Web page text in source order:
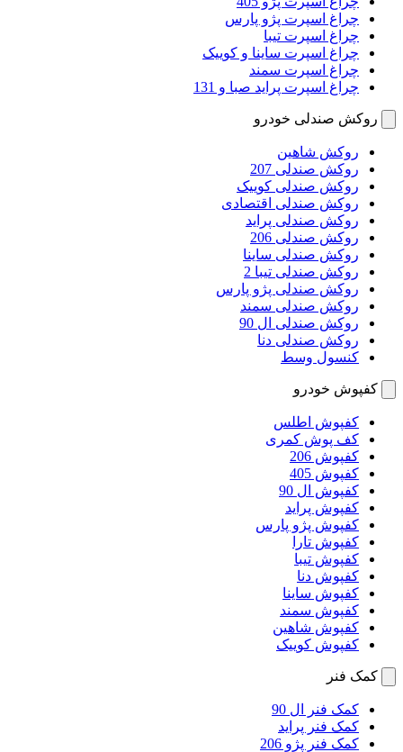
چراغ اسپرت پژو پارس
چراغ اسپرت تیبا
چراغ اسپرت ساینا و کوییک
چراغ اسپرت سمند
چراغ اسپرت پراید صبا و 131
روکش صندلی خودرو
روکش شاهین
روکش صندلی 207
روکش صندلی کوییک
روکش صندلی اقتصادی
روکش صندلی پراید
روکش صندلی 206
روکش صندلی ساینا
روکش صندلی تیبا 2
روکش صندلی پژو پارس
روکش صندلی سمند
روکش صندلی ال 90
روکش صندلی دنا
کنسول وسط
کفپوش خودرو
کفپوش اطلس
کف پوش کمری
کفپوش 206
کفپوش 405
کفپوش ال 90
کفپوش پراید
کفپوش پژو پارس
کفپوش تارا
کفپوش تیبا
کفپوش دنا
کفپوش ساینا
کفپوش سمند
کفپوش شاهین
کفپوش کوییک
کمک فنر
کمک فنر ال 90
کمک فنر پراید
کمک فنر پژو 206